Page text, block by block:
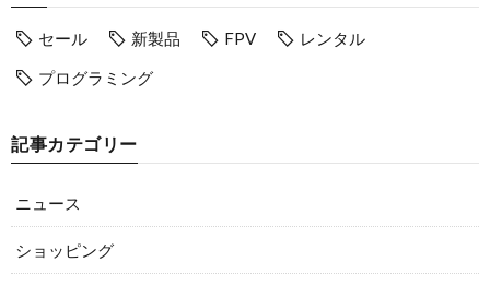
セール 新製品 FPV
レンタル
プログラミング
記事カテゴリー
ニュース
ショッピング